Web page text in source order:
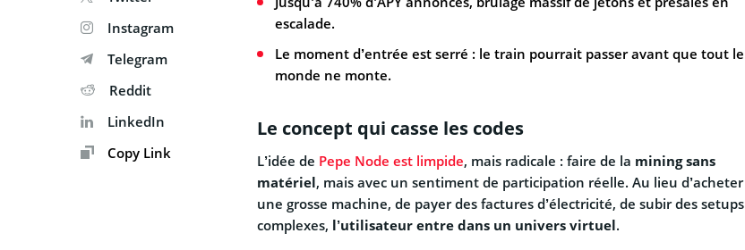
Instagram
Telegram
Reddit
LinkedIn
Copy Link
escalade.
Le moment d’entrée est serré : le train pourrait passer avant que tout le
monde ne monte.
Le concept qui casse les codes
L’idée de Pepe Node est limpide, mais radicale : faire de la mining sans
matériel, mais avec un sentiment de participation réelle. Au lieu d’acheter
une grosse machine, de payer des factures d’électricité, de subir des setups
complexes, l’utilisateur entre dans un univers virtuel.